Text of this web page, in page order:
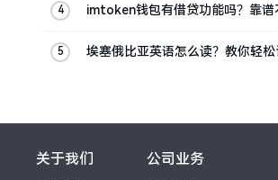
imtoken钱包有借贷功能吗？靠谱
埃塞俄比亚英语怎么读？教你轻
关于我们 公司业务